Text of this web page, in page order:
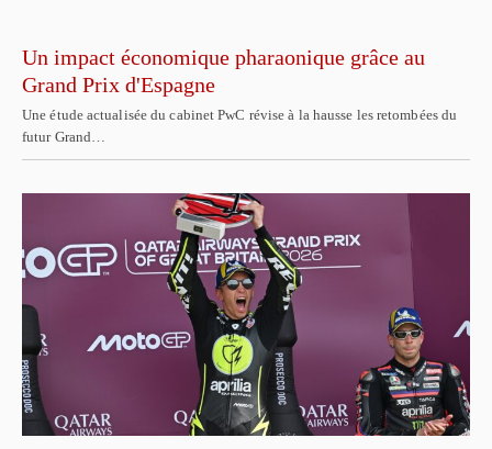
Un impact économique pharaonique grâce au
Grand Prix d'Espagne
Une étude actualisée du cabinet PwC révise à la hausse les retombées du
futur Grand…